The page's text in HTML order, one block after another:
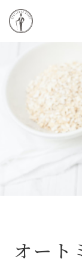
オート